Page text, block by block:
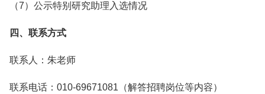
（7）公示特别研究助理入选情况
四、联系方式
联系人：朱老师
联系电话：010-69671081（解答招聘岗位等内容）